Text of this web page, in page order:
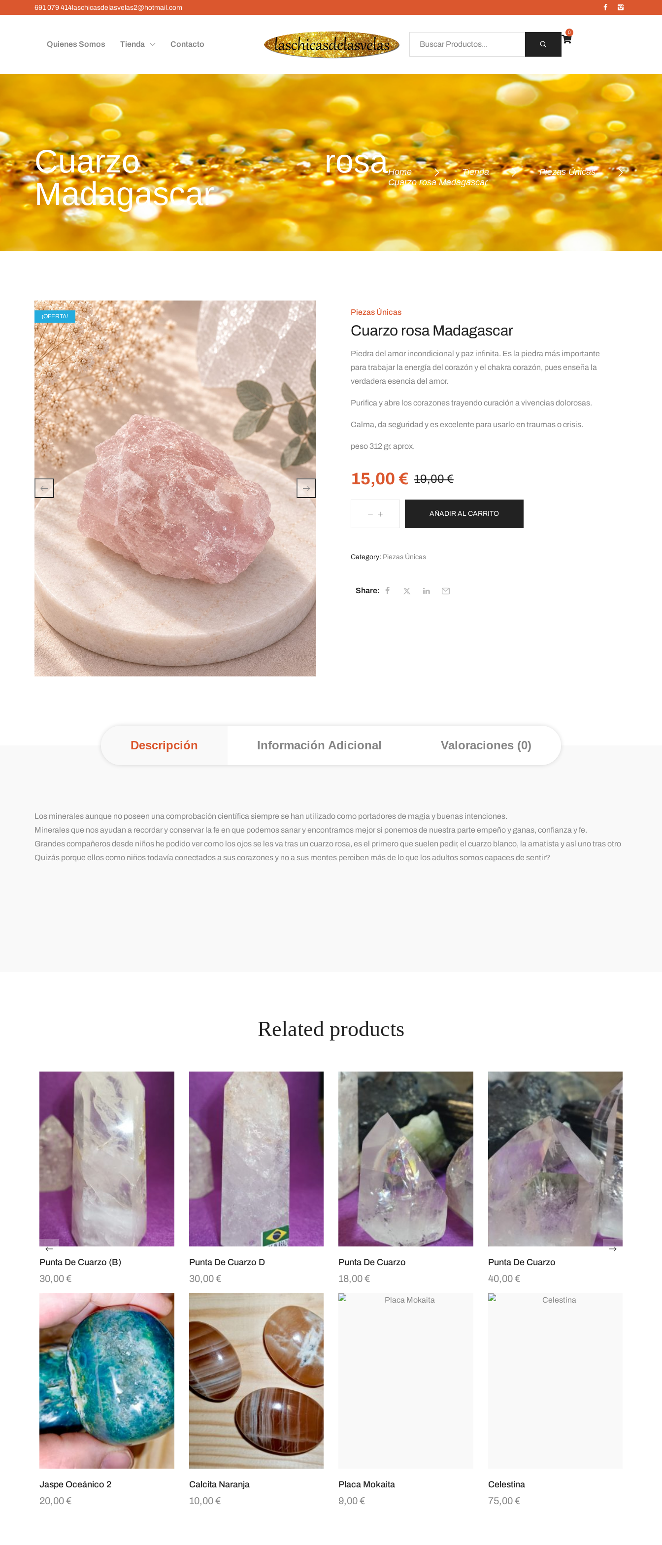
691 079 414laschicasdelasvelas2@hotmail.com
Quienes Somos Tienda Contacto
0
Cuarzo rosa
Madagascar
Home Tienda
Piezas Únicas
Cuarzo rosa Madagascar
¡OFERTA! Piezas Únicas
Cuarzo rosa Madagascar
Piedra del amor incondicional y paz infinita. Es la piedra más importante
para trabajar la energía del corazón y el chakra corazón, pues enseña la
verdadera esencia del amor.
Purifica y abre los corazones trayendo curación a vivencias dolorosas.
Calma, da seguridad y es excelente para usarlo en traumas o crisis.
peso 312 gr. aprox.
19,00€
15,00 €
AÑADIR AL CARRITO
Category: Piezas Únicas
Share:
Descripción Información Adicional Valoraciones (0)
Los minerales aunque no poseen una comprobación científica siempre se han utilizado como portadores de magia y buenas intenciones.
Minerales que nos ayudan a recordar y conservar la fe en que podemos sanar y encontrarnos mejor si ponemos de nuestra parte empeño y ganas, confianza y fe.
Grandes compañeros desde niños he podido ver como los ojos se les va tras un cuarzo rosa, es el primero que suelen pedir, el cuarzo blanco, la amatista y así uno tras otro
Quizás porque ellos como niños todavía conectados a sus corazones y no a sus mentes perciben más de lo que los adultos somos capaces de sentir?
Related products
Punta De Cuarzo (B)
30,00€
Punta De Cuarzo D
30,00€
Punta De Cuarzo
18,00€
Punta De Cuarzo
40,00€
Jaspe Oceánico 2
20,00€
Calcita Naranja
10,00€
Placa Mokaita
9,00€
Celestina
75,00€